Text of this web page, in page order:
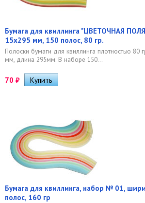
Бумага для квиллинга "ЦВЕТОЧНАЯ
15х295 мм, 150 полос, 80 гр.
Полоски бумаги для квиллинга плотностью 80
мм, длина 295мм. В наборе 150...
70 ₽
Бумага для квиллинга, набор № 01,
полос, 160 гр